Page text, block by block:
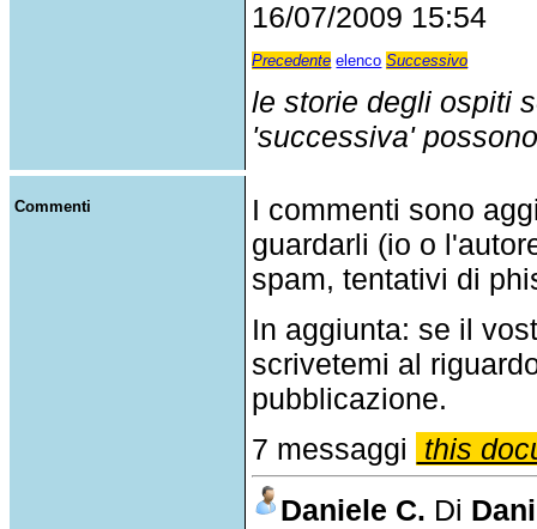
16/07/2009 15:54
Precedente elenco Successivo
le storie degli ospiti
'successiva'
Commenti
I commenti sono
guardarli (io o
spam, tentativi di
In aggiunta: se il
scrivetemi al
pubblicazione.
7 messaggi
this
Daniele C. Di